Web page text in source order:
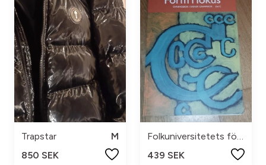
Trapstar
M
850 SEK
439 SEK